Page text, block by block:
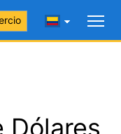
Dólares